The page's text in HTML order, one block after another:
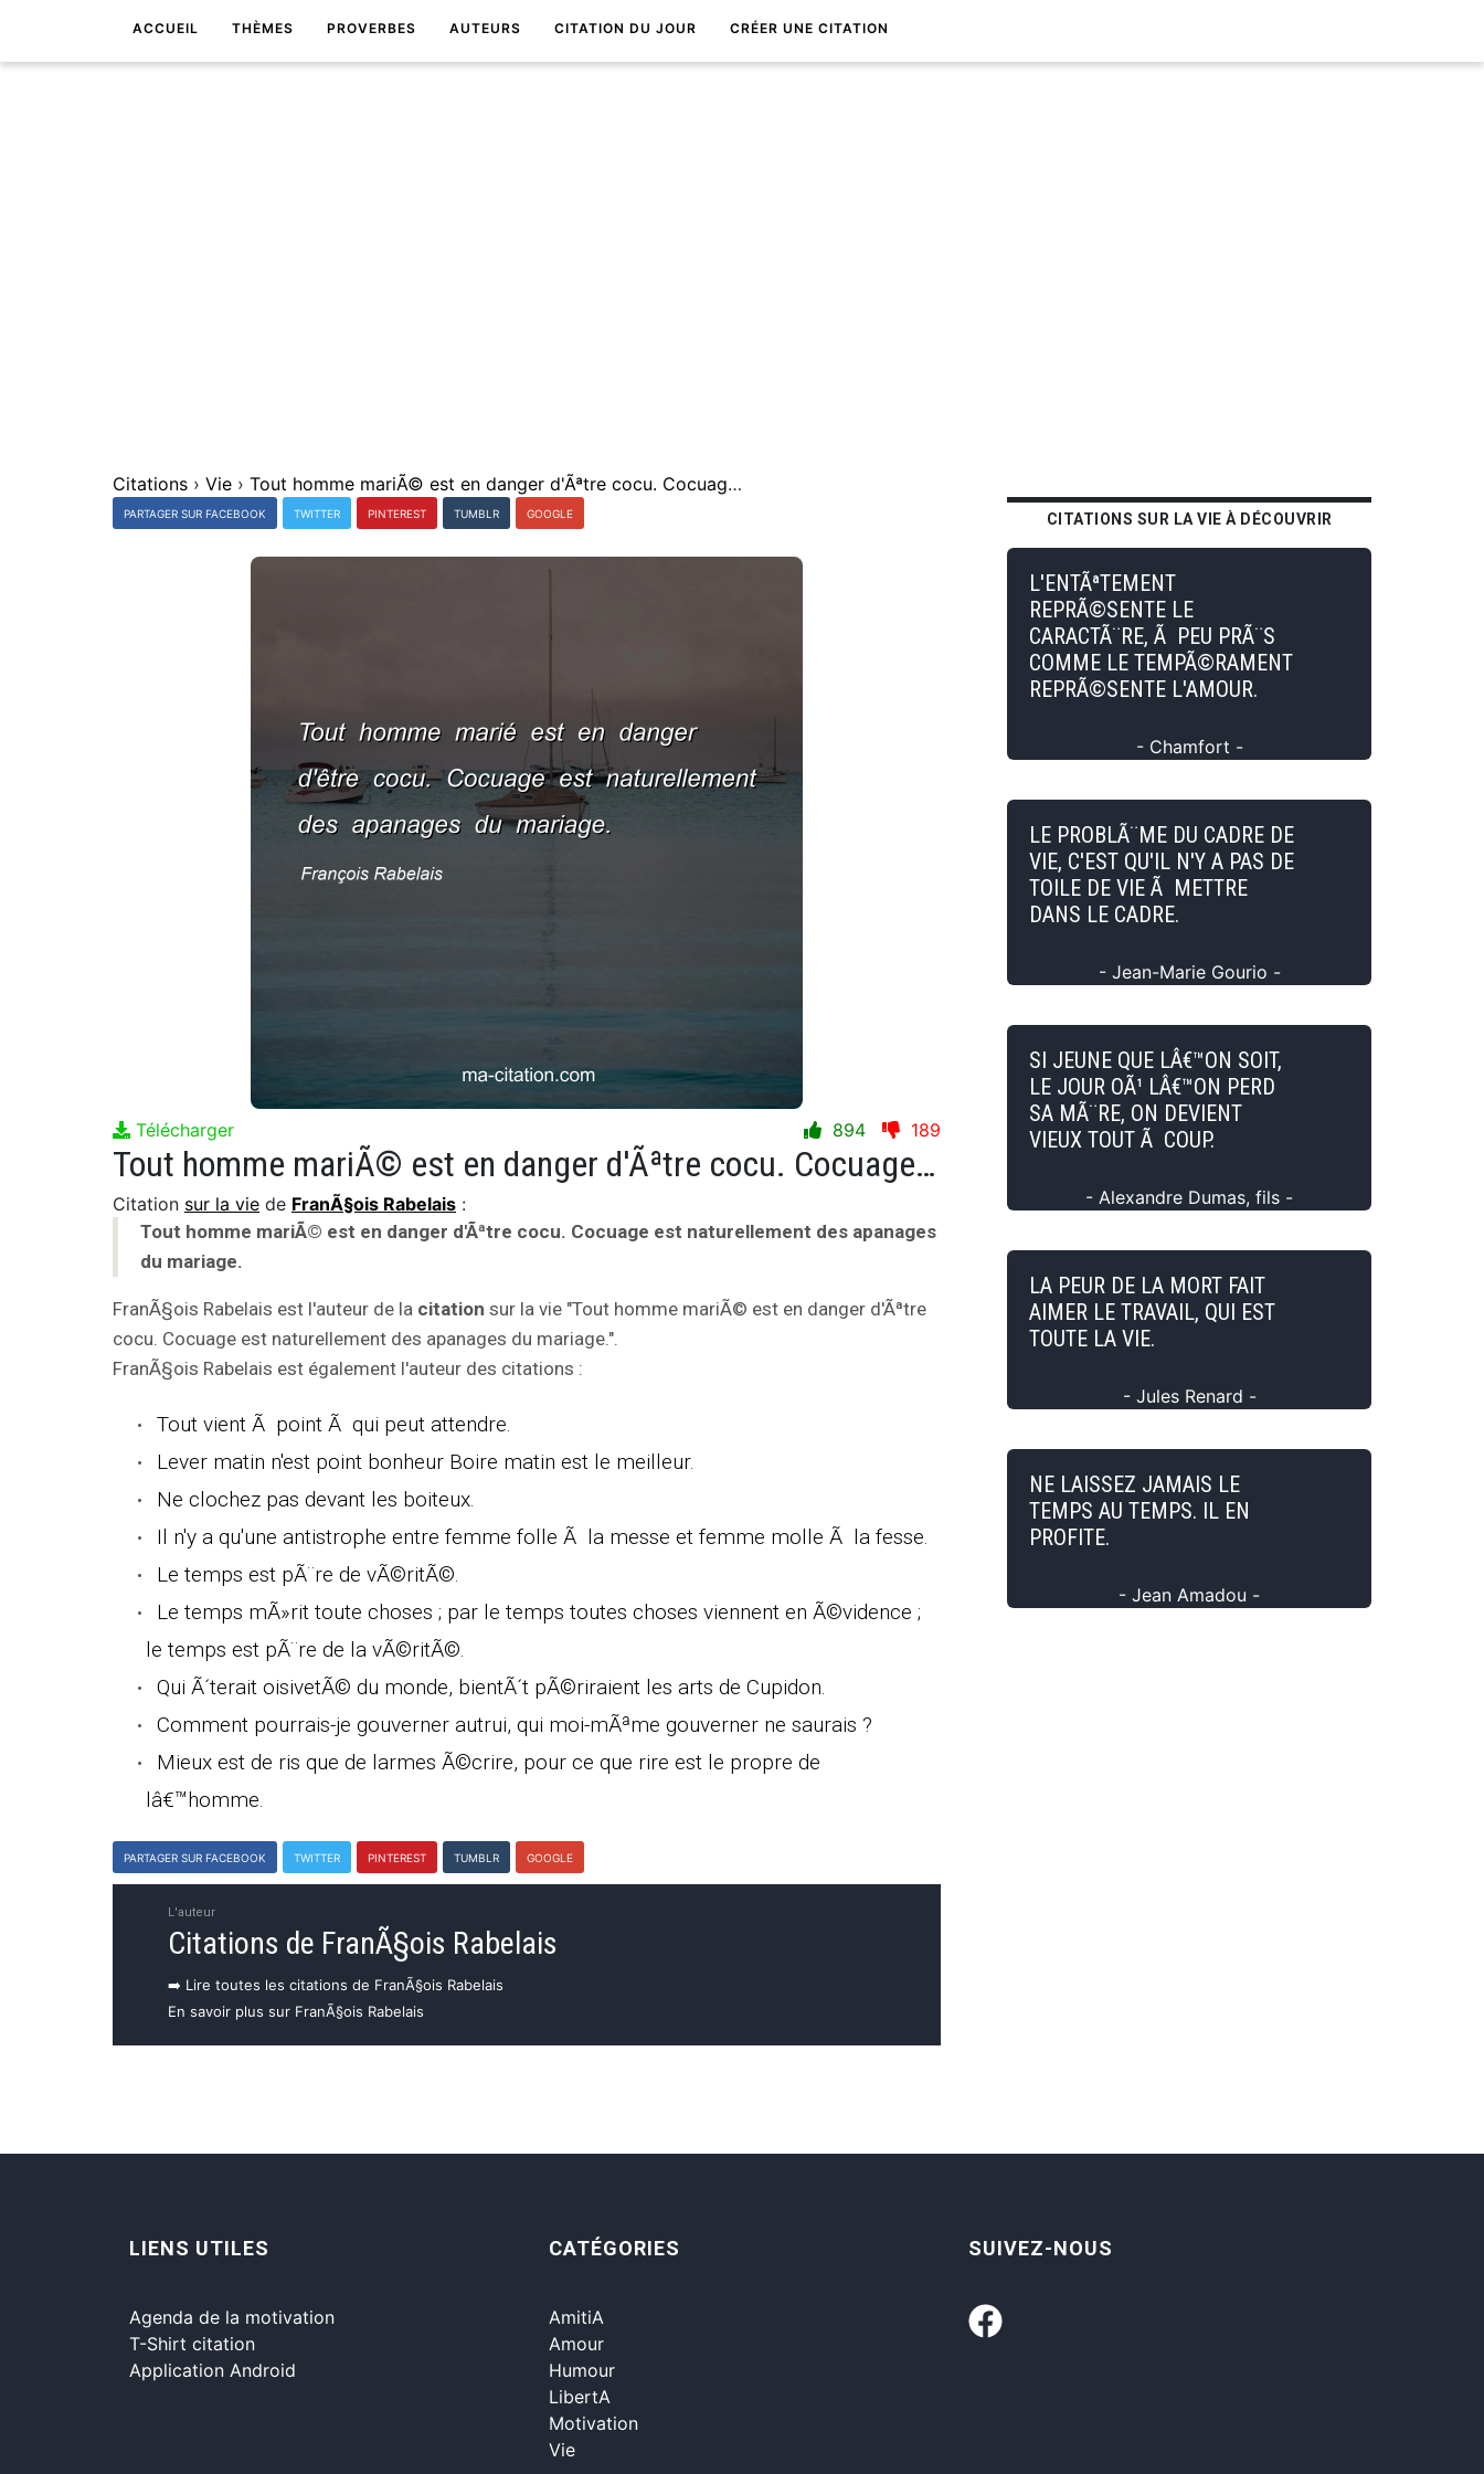
ACCUEIL THÈMES PROVERBES AUTEURS CITATION DU JOUR CRÉER UNE CITATION
Citations › Vie › Tout homme mariÃ© est en danger d'Ãªtre cocu. Cocuage est naturellement des apanages du mariage.
PARTAGER SUR FACEBOOK TWITTER PINTEREST TUMBLR GOOGLE
Télécharger 894 189
Tout homme mariÃ© est en danger d'Ãªtre cocu. Cocuage est naturellement des apanages du mariage.
Citation sur la vie de FranÃ§ois Rabelais :
Tout homme mariÃ© est en danger d'Ãªtre cocu. Cocuage est naturellement des apanages
du mariage.
FranÃ§ois Rabelais est l'auteur de la citation sur la vie "Tout homme mariÃ© est en danger d'Ãªtre
cocu. Cocuage est naturellement des apanages du mariage.".
FranÃ§ois Rabelais est également l'auteur des citations :
Tout vient Ã point Ã qui peut attendre.
Lever matin n'est point bonheur Boire matin est le meilleur.
Ne clochez pas devant les boiteux.
Il n'y a qu'une antistrophe entre femme folle Ã la messe et femme molle Ã la fesse.
Le temps est pÃ¨re de vÃ©ritÃ©.
Le temps mÃ»rit toute choses ; par le temps toutes choses viennent en Ã©vidence ;
le temps est pÃ¨re de la vÃ©ritÃ©.
Qui Ã´terait oisivetÃ© du monde, bientÃ´t pÃ©riraient les arts de Cupidon.
Comment pourrais-je gouverner autrui, qui moi-mÃªme gouverner ne saurais ?
Mieux est de ris que de larmes Ã©crire, pour ce que rire est le propre de
lâ€™homme.
PARTAGER SUR FACEBOOK TWITTER PINTEREST TUMBLR GOOGLE
L'auteur
Citations de FranÃ§ois Rabelais
➡️ Lire toutes les citations de FranÃ§ois Rabelais
En savoir plus sur FranÃ§ois Rabelais
CITATIONS SUR LA VIE À DÉCOUVRIR
L'ENTÃªTEMENT
REPRÃ©SENTE LE
CARACTÃ¨RE, Ã PEU PRÃ¨S
COMME LE TEMPÃ©RAMENT
REPRÃ©SENTE L'AMOUR.
- Chamfort -
LE PROBLÃ¨ME DU CADRE DE
VIE, C'EST QU'IL N'Y A PAS DE
TOILE DE VIE Ã METTRE
DANS LE CADRE.
- Jean-Marie Gourio -
SI JEUNE QUE LÂ€™ON SOIT,
LE JOUR OÃ¹ LÂ€™ON PERD
SA MÃ¨RE, ON DEVIENT
VIEUX TOUT Ã COUP.
- Alexandre Dumas, fils -
LA PEUR DE LA MORT FAIT
AIMER LE TRAVAIL, QUI EST
TOUTE LA VIE.
- Jules Renard -
NE LAISSEZ JAMAIS LE
TEMPS AU TEMPS. IL EN
PROFITE.
- Jean Amadou -
LIENS UTILES
Agenda de la motivation
T-Shirt citation
Application Android
CATÉGORIES
AmitiA
Amour
Humour
LibertA
Motivation
Vie
SUIVEZ-NOUS